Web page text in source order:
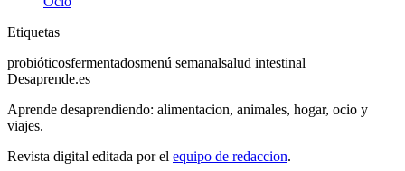
Etiquetas
probióticosfermentadosmenú semanalsalud intestinal
Desaprende.es
Aprende desaprendiendo: alimentacion, animales, hogar, ocio y
viajes.
Revista digital editada por el equipo de redaccion.